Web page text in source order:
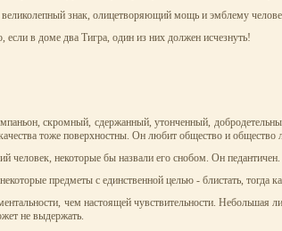
знак, олицетворяющий мощь и эмблему
если в доме два Тигра, один из них должен исчезнуть!
скромный, сдержанный, утонченный,
тоже поверхностны. Он любит общество и общество
человек, некоторые бы назвали его снобом. Он педантичен.
предметы с единственной целью - блистать, тогда
чем настоящей чувствительности. Небольшая
не выдержать.